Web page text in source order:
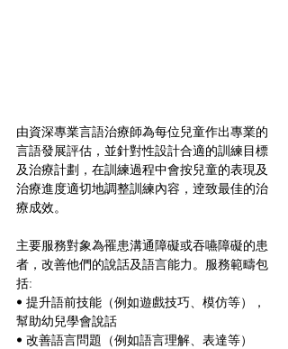
由資深專業言語治療師為每位兒童作出專業的
言語發展評估，並針對性設計合適的訓練目標
及治療計劃，在訓練過程中會按兒童的表現及
治療進度適切地調整訓練內容，逹致最佳的治
療成效。
主要服務對象為罹患溝通障礙或吞嚥障礙的患
者，改善他們的說話及語言能力。服務範疇包
括:
• 提升語前技能（例如遊戲技巧、模仿等），
幫助幼兒學會說話
• 改善語言問題（例如語言理解、表達等）